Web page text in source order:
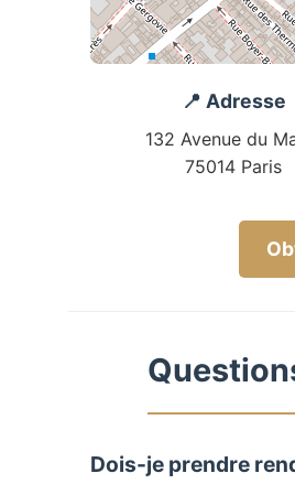
📍 Adresse
132 Avenue du
75014 Paris
Dois-je prendre